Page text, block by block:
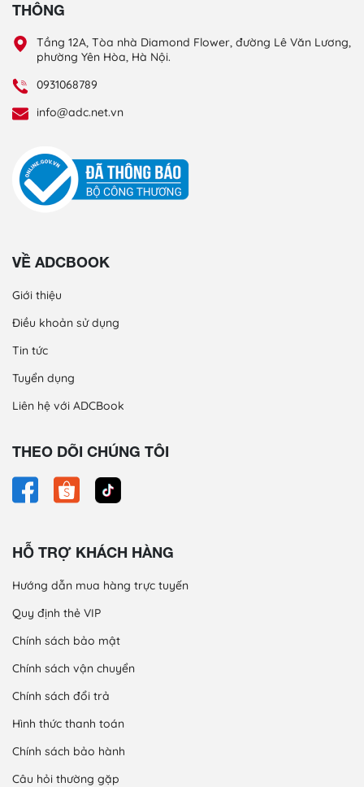
THÔNG
Tầng 12A, Tòa nhà Diamond Flower, đường Lê Văn Lương,
phường Yên Hòa, Hà Nội.
0931068789
info@adc.net.vn
VỀ ADCBOOK
Giới thiệu
Điều khoản sử dụng
Tin tức
Tuyển dụng
Liên hệ với ADCBook
THEO DÕI CHÚNG TÔI
HỖ TRỢ KHÁCH HÀNG
Hướng dẫn mua hàng trực tuyến
Quy định thẻ VIP
Chính sách bảo mật
Chính sách vận chuyển
Chính sách đổi trả
Hình thức thanh toán
Chính sách bảo hành
Câu hỏi thường gặp